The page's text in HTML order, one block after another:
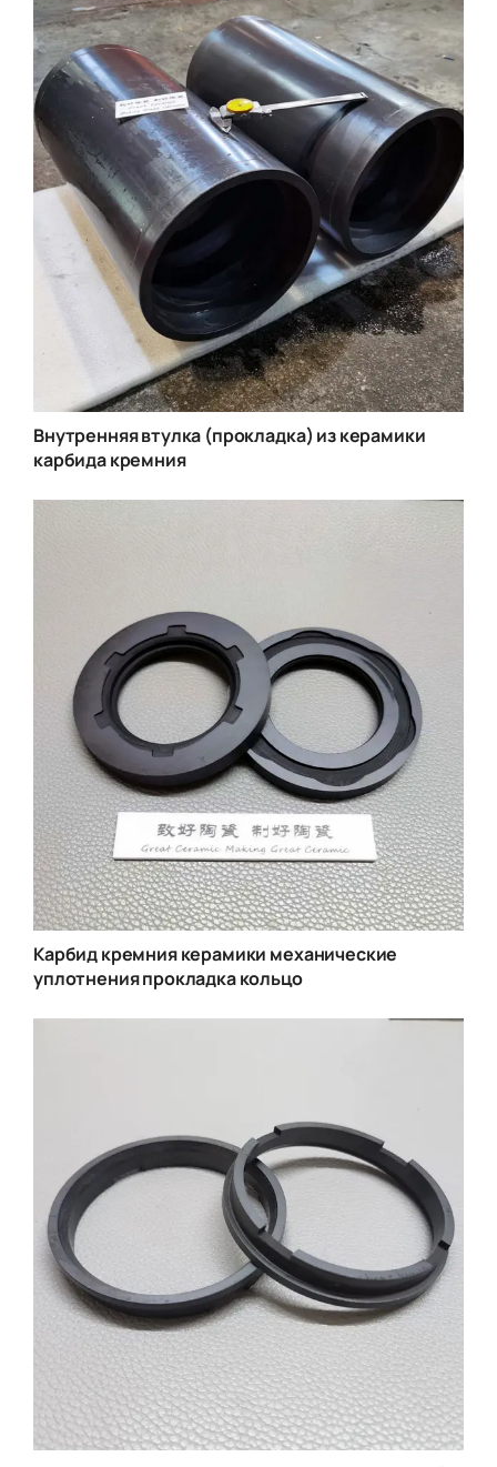
Внутренняя втулка (прокладка) из керамики
карбида кремния
Карбид кремния керамики механические
уплотнения прокладка кольцо